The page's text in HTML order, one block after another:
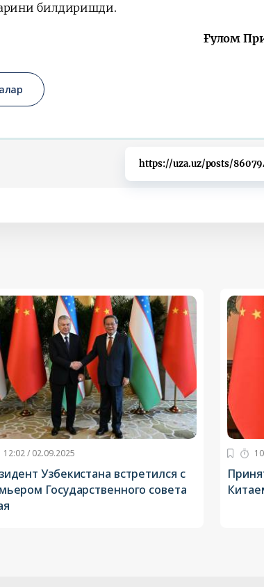
билдиришди.
Ғулом
https://uza.uz/posts/
12:02 / 02.09.2025
Узбекистана встретился с
Государственного совета